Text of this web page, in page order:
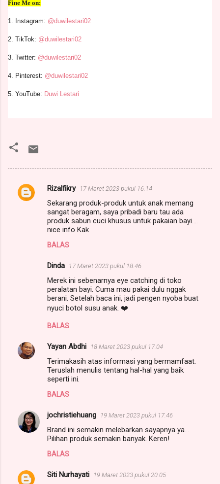
Fine Me on:
1. Instagram: @duwilestari02
2. TikTok: @duwilestari02
3. Twitter: @duwilestari02
4. Pinterest: @duwilestari02
5. YouTube: Duwi Lestari
K
Rizalfikry 17 Maret 2023 pukul 16.14
Sekarang produk-produk untuk anak memang
sangat beragam, saya pribadi baru tau ada
produk sabun cuci khusus untuk pakaian bayi....
nice info Kak
BALAS
Dinda 17 Maret 2023 pukul 18.46
Merek ini sebenarnya eye catching di toko
peralatan bayi. Cuma mau pakai dulu nggak
berani. Setelah baca ini, jadi pengen nyoba buat
nyuci botol susu anak. ❤️
BALAS
Yayan Abdhi 18 Maret 2023 pukul 17.04
Terimakasih atas informasi yang bermamfaat.
Teruslah menulis tentang hal-hal yang baik
seperti ini.
BALAS
jochristiehuang 19 Maret 2023 pukul 17.46
Brand ini semakin melebarkan sayapnya ya...
Pilihan produk semakin banyak. Keren!
BALAS
Siti Nurhayati 19 Maret 2023 pukul 20.05